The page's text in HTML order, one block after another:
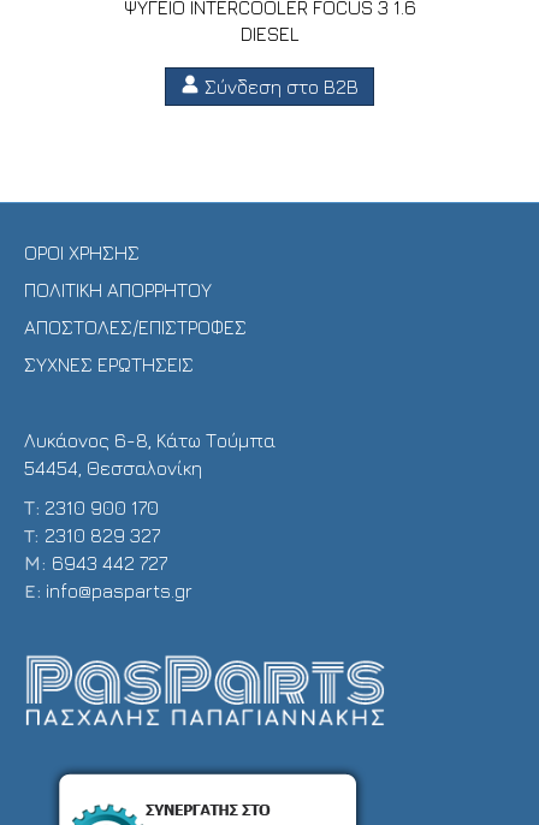
ΨΥΓΕΙΟ INTERCOOLER FOCUS 3 1.6
DIESEL
Σύνδεση στο B2B
ΟΡΟΙ ΧΡΗΣΗΣ
ΠΟΛΙΤΙΚΗ ΑΠΟΡΡΗΤΟΥ
ΑΠΟΣΤΟΛΕΣ/ΕΠΙΣΤΡΟΦΕΣ
ΣΥΧΝΕΣ ΕΡΩΤΗΣΕΙΣ
Λυκάονος 6-8, Κάτω Τούμπα
54454, Θεσσαλονίκη
Τ: 2310 900 170
T: 2310 829 327
Μ: 6943 442 727
E: info@pasparts.gr